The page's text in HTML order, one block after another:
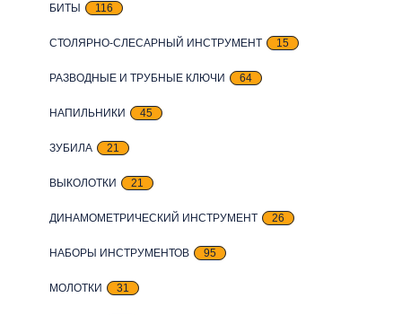
БИТЫ 116
СТОЛЯРНО-СЛЕСАРНЫЙ ИНСТРУМЕНТ 15
РАЗВОДНЫЕ И ТРУБНЫЕ КЛЮЧИ 64
НАПИЛЬНИКИ 45
ЗУБИЛА 21
ВЫКОЛОТКИ 21
ДИНАМОМЕТРИЧЕСКИЙ ИНСТРУМЕНТ 26
НАБОРЫ ИНСТРУМЕНТОВ 95
МОЛОТКИ 31